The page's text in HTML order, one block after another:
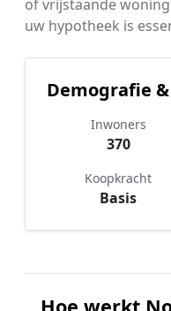
of vrijstaande
uw hypotheek is
Demografie
Inwoners
370
Koopkracht
Basis